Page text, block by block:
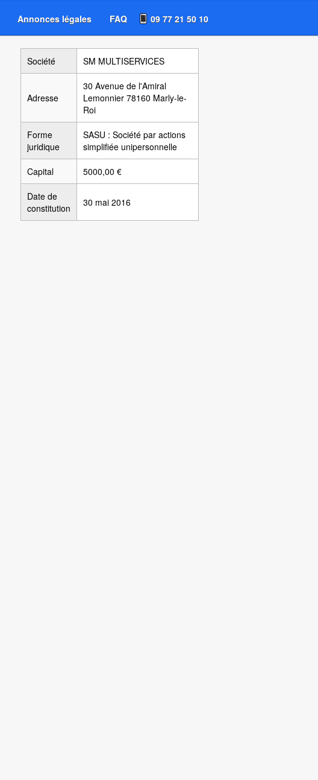
Annonces légales FAQ 09 77 21 50 10
Société SM MULTISERVICES
Adresse
30 Avenue de l'Amiral
Lemonnier 78160 Marly-le-
Roi
Forme
juridique
SASU : Société par actions
simplifiée unipersonnelle
Capital 5000,00 €
Date de
constitution
30 mai 2016